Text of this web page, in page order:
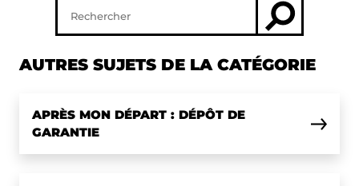
AUTRES SUJETS DE LA CATÉGORIE
APRÈS MON DÉPART : DÉPÔT DE
GARANTIE